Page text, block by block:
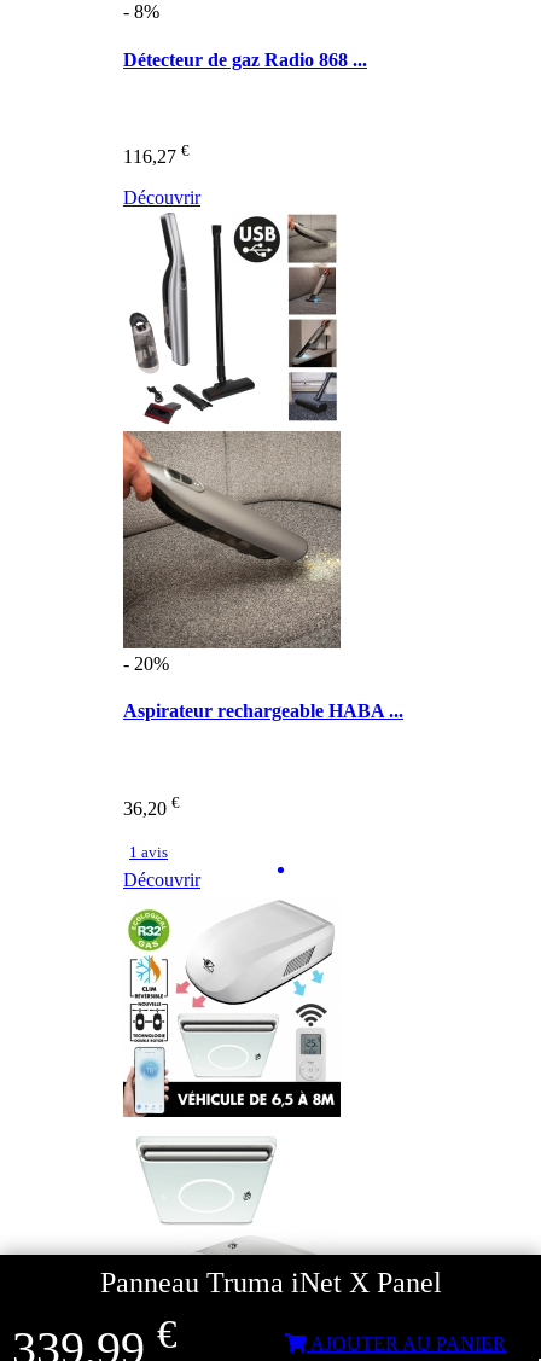
- 8%
Détecteur de gaz Radio 868 ...
116,27 €
Découvrir
- 20%
Aspirateur rechargeable HABA ...
36,20 €
1 avis
Découvrir
- 20%
Panneau Truma iNet X Panel
339,99 € AJOUTER AU PANIER